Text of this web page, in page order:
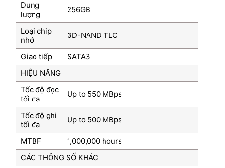
Dung
lượng
256GB
Loại chip
nhớ
3D-NAND TLC
Giao tiếp
SATA3
HIỆU NĂNG
Tốc độ đọc
tối đa
Up to 550 MBps
Tốc độ ghi
tối đa
Up to 500 MBps
MTBF
1,000,000 hours
CÁC THÔNG SỐ KHÁC